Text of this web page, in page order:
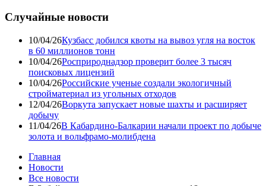
Случайные новости
10/04/26Кузбасс добился квоты на вывоз угля на восток
в 60 миллионов тонн
10/04/26Росприроднадзор проверит более 3 тысяч
поисковых лицензий
10/04/26Российские ученые создали экологичный
стройматериал из угольных отходов
12/04/26Воркута запускает новые шахты и расширяет
добычу
11/04/26В Кабардино-Балкарии начали проект по добыче
золота и вольфрамо-молибдена
Главная
Новости
Все новости